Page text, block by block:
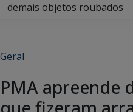
demais objetos roubados
Geral
PMA apreende